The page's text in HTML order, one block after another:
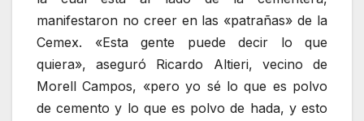
manifestaron no creer en las «patrañas» de la
Cemex. «Esta gente puede decir lo que
quiera», aseguró Ricardo Altieri, vecino de
Morell Campos, «pero yo sé lo que es polvo
de cemento y lo que es polvo de hada, y esto